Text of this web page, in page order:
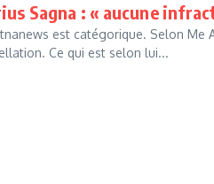
Sagna : « aucune
est catégorique. Selon
Ce qui est selon lui...